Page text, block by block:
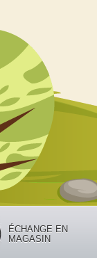
ÉCHANGE EN
MAGASIN